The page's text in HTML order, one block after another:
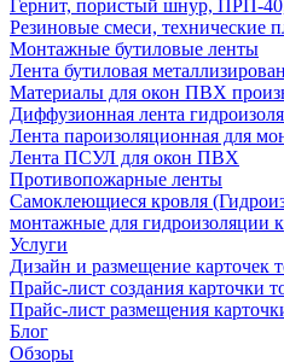
Гернит, пористый шнур, ПРП-
Резиновые смеси, технические
Монтажные бутиловые ленты
Лента бутиловая
Материалы для окон ПВХ
Диффузионная лента
Лента пароизоляционная для
Лента ПСУЛ для окон ПВХ
Противопожарные ленты
Самоклеющиеся кровля
монтажные для гидроизоляции
Услуги
Дизайн и размещение карточек
Прайс-лист создания карточки
Прайс-лист размещения
Блог
Обзоры